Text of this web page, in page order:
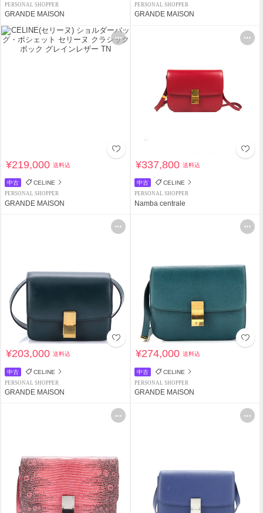
PERSONAL SHOPPER
GRANDE MAISON
PERSONAL SHOPPER
GRANDE MAISON
¥219,000送料込
中古 CELINE
PERSONAL SHOPPER
GRANDE MAISON
¥337,800送料込
中古 CELINE
PERSONAL SHOPPER
Namba centrale
¥203,000送料込
中古 CELINE
PERSONAL SHOPPER
GRANDE MAISON
¥274,000送料込
中古 CELINE
PERSONAL SHOPPER
GRANDE MAISON